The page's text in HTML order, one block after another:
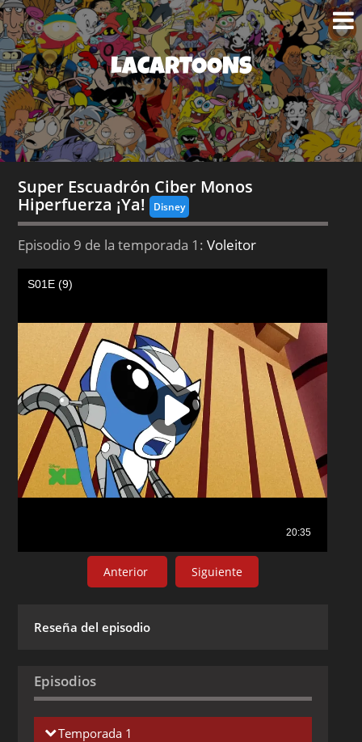
LACARTOONS
Super Escuadrón Ciber Monos
Hiperfuerza ¡Ya! Disney
Episodio 9 de la temporada 1:Voleitor
Anterior Siguiente
Reseña del episodio
Episodios
Temporada 1